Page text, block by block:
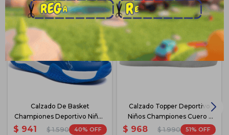
Calzado De Basket
Championes Deportivo Niños
- Azul
$ 941 $ 1.590 40
Calzado Topper Deportivo
Niños Championes Cuero -
Blanco
$ 968 $ 1.990 51